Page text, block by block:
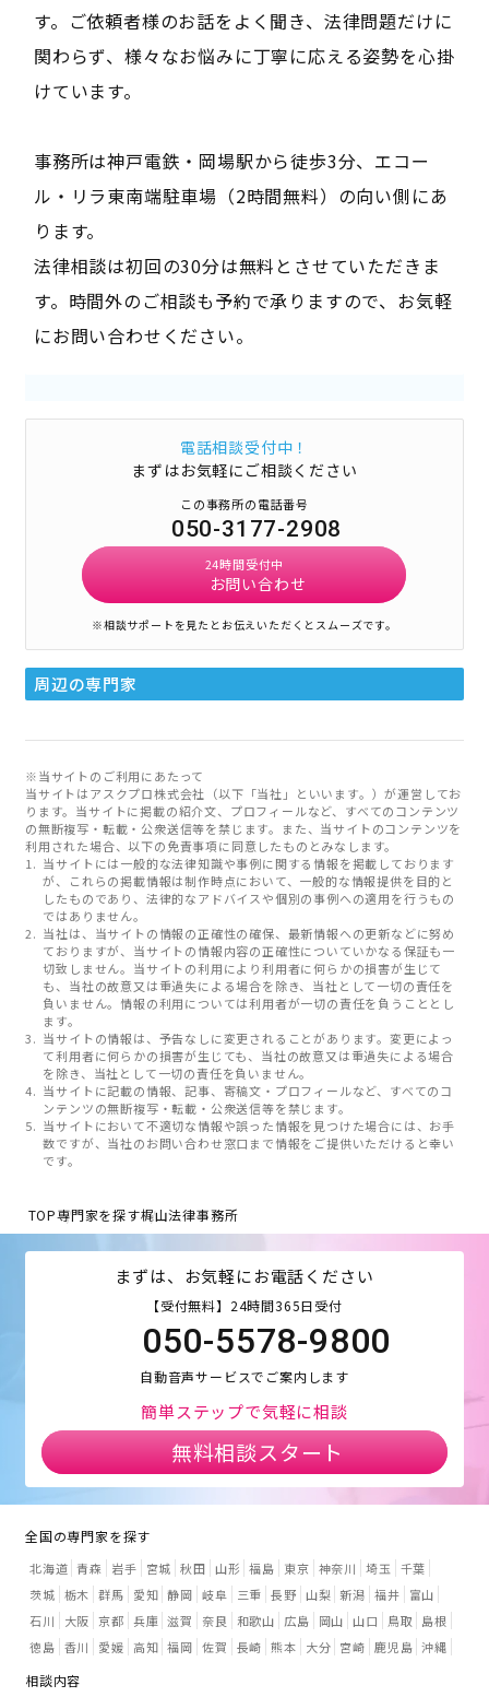
す。ご依頼者様のお話をよく聞き、法律問題だけに
関わらず、様々なお悩みに丁寧に応える姿勢を心掛
けています。
事務所は神戸電鉄・岡場駅から徒歩3分、エコー
ル・リラ東南端駐車場（2時間無料）の向い側にあ
ります。
法律相談は初回の30分は無料とさせていただきま
す。時間外のご相談も予約で承りますので、お気軽
にお問い合わせください。
電話相談受付中！
まずはお気軽にご相談ください
この事務所の電話番号
050-3177-2908
24時間受付中
お問い合わせ
※相談サポートを見たとお伝えいただくとスムーズです。
周辺の専門家
※当サイトのご利用にあたって
当サイトはアスクプロ株式会社（以下「当社」といいます。）が運営してお
ります。当サイトに掲載の紹介文、プロフィールなど、すべてのコンテンツ
の無断複写・転載・公衆送信等を禁じます。また、当サイトのコンテンツを
利用された場合、以下の免責事項に同意したものとみなします。
当サイトには一般的な法律知識や事例に関する情報を掲載しております
が、これらの掲載情報は制作時点において、一般的な情報提供を目的と
したものであり、法律的なアドバイスや個別の事例への適用を行うもの
ではありません。
当社は、当サイトの情報の正確性の確保、最新情報への更新などに努め
ておりますが、当サイトの情報内容の正確性についていかなる保証も一
切致しません。当サイトの利用により利用者に何らかの損害が生じて
も、当社の故意又は重過失による場合を除き、当社として一切の責任を
負いません。情報の利用については利用者が一切の責任を負うこととし
ます。
当サイトの情報は、予告なしに変更されることがあります。変更によっ
て利用者に何らかの損害が生じても、当社の故意又は重過失による場合
を除き、当社として一切の責任を負いません。
当サイトに記載の情報、記事、寄稿文・プロフィールなど、すべてのコ
ンテンツの無断複写・転載・公衆送信等を禁じます。
当サイトにおいて不適切な情報や誤った情報を見つけた場合には、お手
数ですが、当社のお問い合わせ窓口まで情報をご提供いただけると幸い
です。
TOP専門家を探す梶山法律事務所
まずは、お気軽にお電話ください
【受付無料】24時間365日受付
050-5578-9800
自動音声サービスでご案内します
簡単ステップで気軽に相談
無料相談スタート
全国の専門家を探す
北海道 青森 岩手 宮城 秋田 山形 福島 東京 神奈川 埼玉
千葉
茨城 栃木 群馬 愛知 静岡 岐阜 三重 長野 山梨 新潟 福井
富山
石川
大阪 京都 兵庫 滋賀 奈良 和歌山 広島 岡山 山口 鳥取
島根
徳島 香川 愛媛 高知 福岡 佐賀 長崎 熊本 大分 宮崎 鹿児島 沖縄
相談内容